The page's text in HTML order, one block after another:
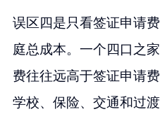
误区四是只看签证申请
庭总成本。一个四口之
费往往远高于签证申请
学校、保险、交通和过渡